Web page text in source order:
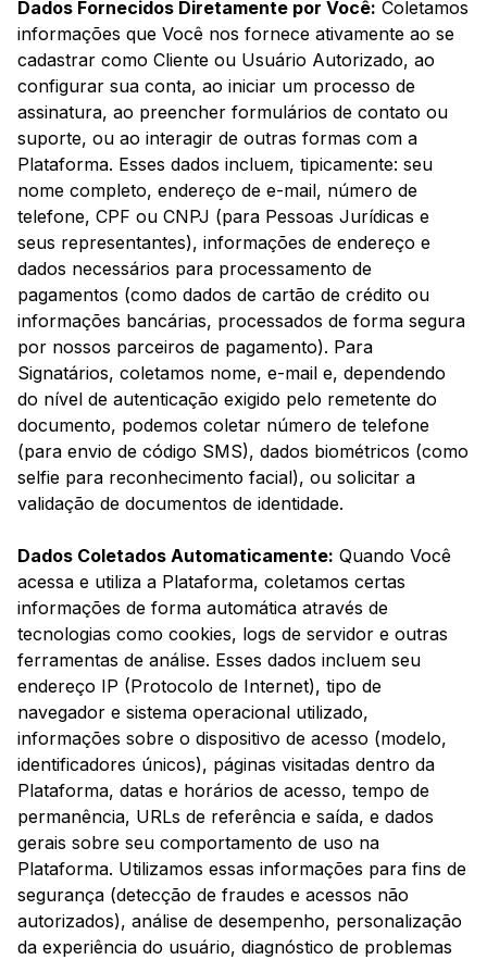
Dados Fornecidos Diretamente por Você: Coletamos
informações que Você nos fornece ativamente ao se
cadastrar como Cliente ou Usuário Autorizado, ao
configurar sua conta, ao iniciar um processo de
assinatura, ao preencher formulários de contato ou
suporte, ou ao interagir de outras formas com a
Plataforma. Esses dados incluem, tipicamente: seu
nome completo, endereço de e-mail, número de
telefone, CPF ou CNPJ (para Pessoas Jurídicas e
seus representantes), informações de endereço e
dados necessários para processamento de
pagamentos (como dados de cartão de crédito ou
informações bancárias, processados de forma segura
por nossos parceiros de pagamento). Para
Signatários, coletamos nome, e-mail e, dependendo
do nível de autenticação exigido pelo remetente do
documento, podemos coletar número de telefone
(para envio de código SMS), dados biométricos (como
selfie para reconhecimento facial), ou solicitar a
validação de documentos de identidade.
Dados Coletados Automaticamente: Quando Você
acessa e utiliza a Plataforma, coletamos certas
informações de forma automática através de
tecnologias como cookies, logs de servidor e outras
ferramentas de análise. Esses dados incluem seu
endereço IP (Protocolo de Internet), tipo de
navegador e sistema operacional utilizado,
informações sobre o dispositivo de acesso (modelo,
identificadores únicos), páginas visitadas dentro da
Plataforma, datas e horários de acesso, tempo de
permanência, URLs de referência e saída, e dados
gerais sobre seu comportamento de uso na
Plataforma. Utilizamos essas informações para fins de
segurança (detecção de fraudes e acessos não
autorizados), análise de desempenho, personalização
da experiência do usuário, diagnóstico de problemas